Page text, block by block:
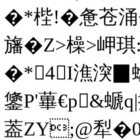
�*梐!�惫苍
旛�Z>橾>岬琪
�*4I潐湥
鎥P'蓽€p&
葢 ZY;@犁